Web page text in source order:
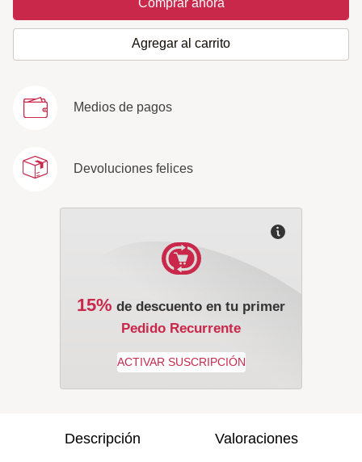
Comprar ahora
Agregar al carrito
Medios de pagos
Devoluciones felices
15% de descuento en tu primer
Pedido Recurrente
Descripción Valoraciones